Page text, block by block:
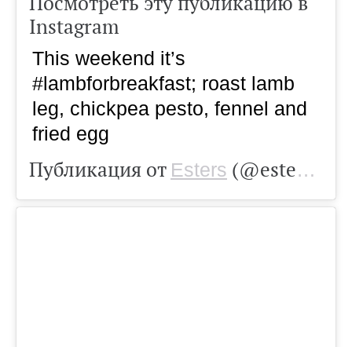
Instagram
This weekend it’s
#lambforbreakfast; roast lamb
leg, chickpea pesto, fennel and
fried egg
Публикация от Esters (@estersn16)